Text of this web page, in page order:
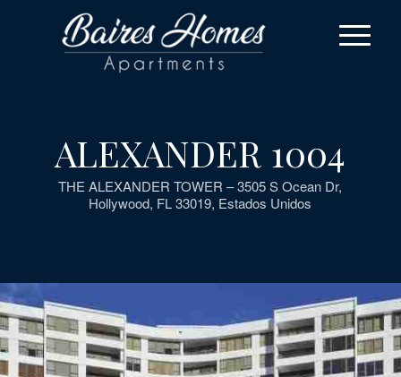
ALEXANDER 1004
THE ALEXANDER TOWER – 3505 S Ocean Dr,
Hollywood, FL 33019, Estados Unidos